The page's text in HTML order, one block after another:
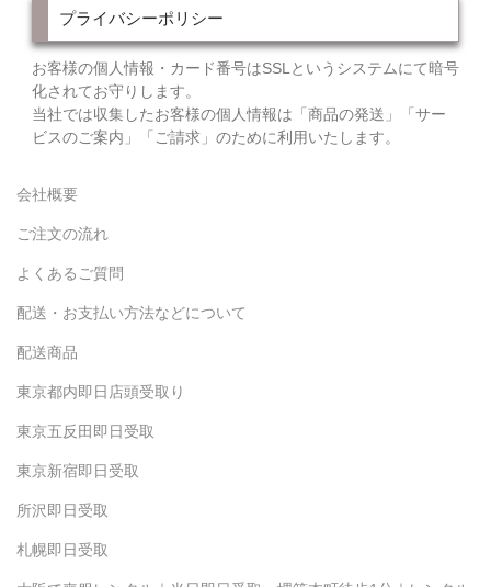
プライバシーポリシー
お客様の個人情報・カード番号はSSLというシステムにて暗号
化されてお守りします。
当社では収集したお客様の個人情報は「商品の発送」「サー
ビスのご案内」「ご請求」のために利用いたします。
会社概要
ご注文の流れ
よくあるご質問
配送・お支払い方法などについて
配送商品
東京都内即日店頭受取り
東京五反田即日受取
東京新宿即日受取
所沢即日受取
札幌即日受取